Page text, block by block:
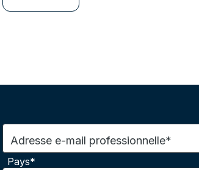
Adresse e-mail professionnelle*
Pays*